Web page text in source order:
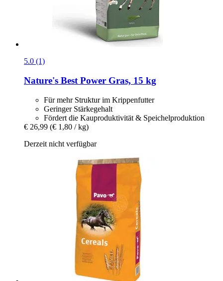
5.0 (1)
Nature's Best Power Gras, 15 kg
Für mehr Struktur im Krippenfutter
Geringer Stärkegehalt
Fördert die Kauproduktivität & Speichelproduktion
€ 26,99 (€ 1,80 / kg)
Derzeit nicht verfügbar